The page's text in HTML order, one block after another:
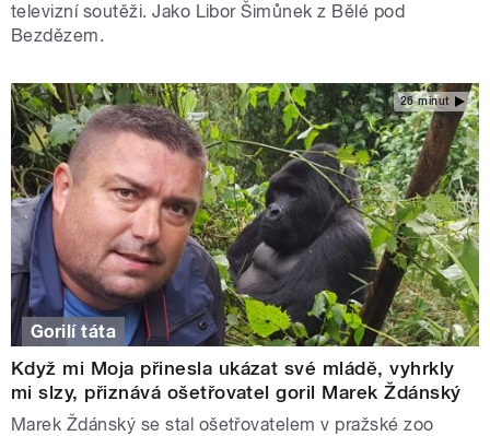
televizní soutěži. Jako Libor Šimůnek z Bělé pod
Bezdězem.
26 minut
Gorilí táta
Když mi Moja přinesla ukázat své mládě, vyhrkly
mi slzy, přiznává ošetřovatel goril Marek Ždánský
Marek Ždánský se stal ošetřovatelem v pražské zoo